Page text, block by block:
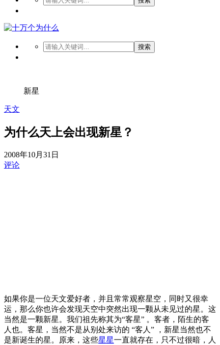
搜索
新星
天文
为什么天上会出现新星？
2008年10月31日
评论
如果你是一位天文爱好者，并且常常观察星空，同时又很幸
运，那么你也许会发现天空中突然出现一颗从未见过的星。这
当然是一颗新星。我们祖先称其为“客星” 。客者，陌生的客
人也。客星，当然不是从别处来访的 “客人” ，新星当然也不
是新诞生的星。原来，这些星星一直就存在，只不过很暗，人